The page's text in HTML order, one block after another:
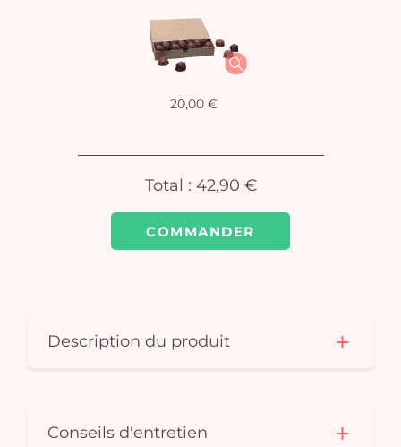
COMMANDER
20,00 €
Total : 42,90 €
Description du produit
Conseils d'entretien